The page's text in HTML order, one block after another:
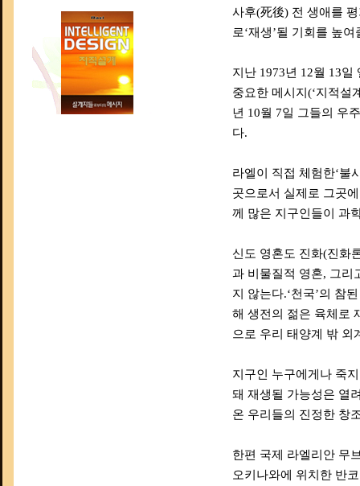
사후(死後) 전 생애를
로‘재생’될 기회를 높
지난 1973년 12월 13
중요한 메시지(‘지적설
년 10월 7일 그들의 우
다.
라엘이 직접 체험한‘불
곳으로서 실제로 그곳
께 많은 지구인들이 과
신도 영혼도 진화(진화
과 비물질적 영혼, 그리
지 않는다.‘천국’의 참
해 생전의 젊은 육체로
으로 우리 태양계 밖 외
지구인 누구에게나 죽
돼 재생될 가능성은 열
온 우리들의 진정한 창
한편 국제 라엘리안 무
오키나와에 위치한 반